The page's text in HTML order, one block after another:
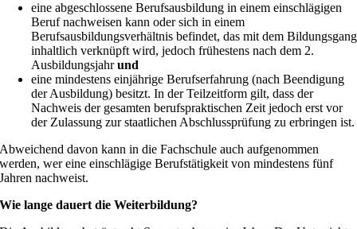
eine abgeschlossene Berufsausbildung in einem einschlägigen
Beruf nachweisen kann oder sich in einem
Berufsausbildungsverhältnis befindet, das mit dem Bildungsgang
inhaltlich verknüpft wird, jedoch frühestens nach dem 2.
Ausbildungsjahrund
eine mindestens einjährige Berufserfahrung (nach Beendigung
der Ausbildung) besitzt. In der Teilzeitform gilt, dass der
Nachweis der gesamten berufspraktischen Zeit jedoch erst vor
der Zulassung zur staatlichen Abschlussprüfung zu erbringen ist.
Abweichend davon kann in die Fachschule auch aufgenommen
werden, wer eine einschlägige Berufstätigkeit von mindestens fünf
Jahren nachweist.
Wie lange dauert die Weiterbildung?